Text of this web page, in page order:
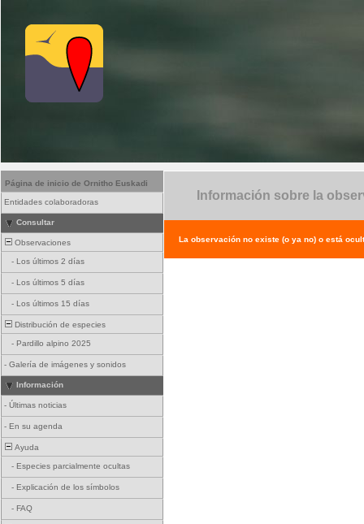
Página de inicio de Ornitho Euskadi
Entidades colaboradoras
Consultar
Observaciones
- Los últimos 2 días
- Los últimos 5 días
- Los últimos 15 días
Distribución de especies
- Pardillo alpino 2025
- Galería de imágenes y sonidos
Información
- Últimas noticias
- En su agenda
Ayuda
- Especies parcialmente ocultas
- Explicación de los símbolos
- FAQ
Información sobre la
La observación no existe (o ya no) o está